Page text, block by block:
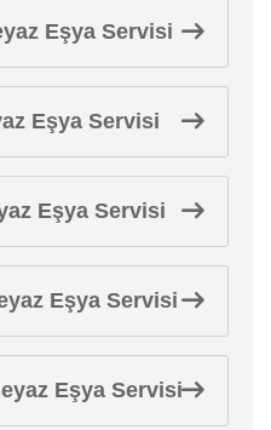
Eşya Servisi
Eşya Servisi
Eşya Servisi
Eşya Servisi
Eşya Servisi